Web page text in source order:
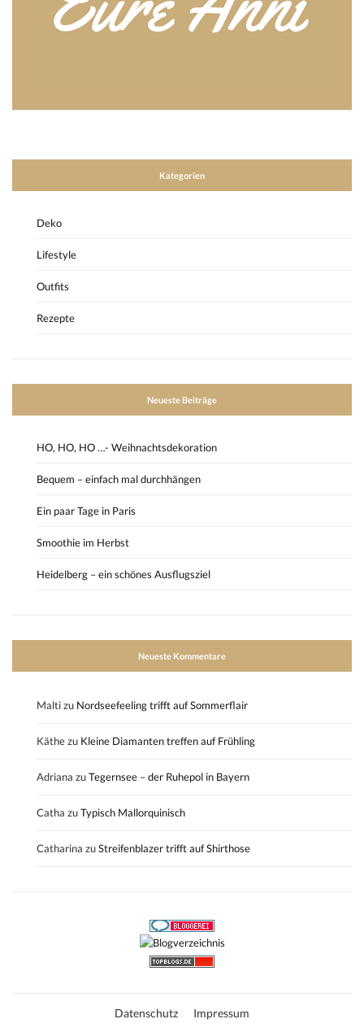
Kategorien
Deko
Lifestyle
Outfits
Rezepte
Neueste Beiträge
HO, HO, HO …- Weihnachtsdekoration
Bequem – einfach mal durchhängen
Ein paar Tage in Paris
Smoothie im Herbst
Heidelberg – ein schönes Ausflugsziel
Neueste Kommentare
Maltizu Nordseefeeling trifft auf Sommerflair
Käthezu Kleine Diamanten treffen auf Frühling
Adriana zuTegernsee – der Ruhepol in Bayern
Catha zuTypisch Mallorquinisch
Catharina zuStreifenblazer trifft auf Shirthose
Datenschutz Impressum